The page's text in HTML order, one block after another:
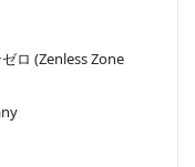
ロ (Zenless Zone